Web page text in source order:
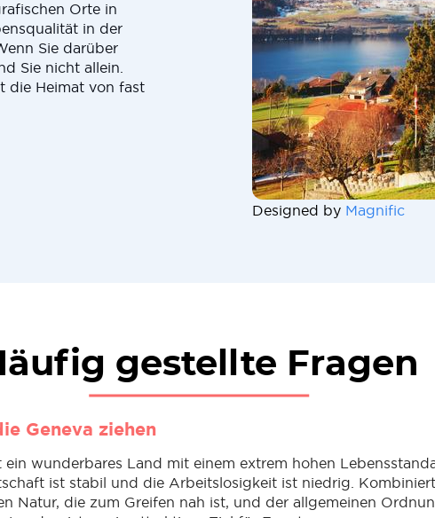
Orte in
in der
Sie darüber
Sie nicht allein.
die Heimat von fast
Designed by Magnific
gestellte Fragen
Geneva ziehen
ein wunderbares Land mit einem extrem hohen
ist stabil und die Arbeitslosigkeit ist niedrig.
Natur, die zum Greifen nah ist, und der allgemeinen